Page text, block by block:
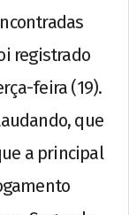
registrado
feira (19).
que
a principal